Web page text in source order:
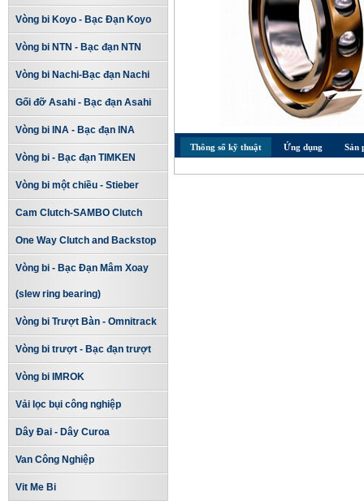
Vòng bi Koyo - Bạc Đạn Koyo
Vòng bi NTN - Bạc đạn NTN
Vòng bi Nachi-Bạc đạn Nachi
Gối đỡ Asahi - Bạc đạn Asahi
Vòng bi INA - Bạc đạn INA
Vòng bi - Bạc đạn TIMKEN
Vòng bi một chiều - Stieber
Cam Clutch-SAMBO Clutch
One Way Clutch and Backstop
Vòng bi - Bạc Đạn Mâm Xoay
(slew ring bearing)
Vòng bi Trượt Bàn - Omnitrack
Vòng bi trượt - Bạc đạn trượt
Vòng bi IMROK
Vải lọc bụi công nghiệp
Dây Đai - Dây Curoa
Van Công Nghiệp
Vit Me Bi
Thông số kỹ thuật Ứng dụng Sản